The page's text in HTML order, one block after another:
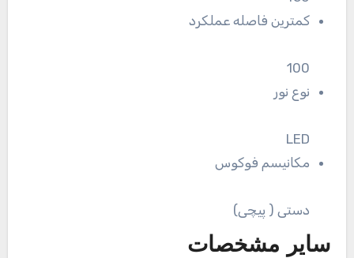
کمترین فاصله عملکرد
100
نوع نور
LED
مکانیسم فوکوس
دستی ( پیچی)
سایر مشخصات